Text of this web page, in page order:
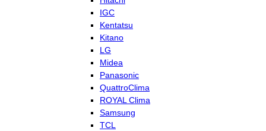
IGC
Kentatsu
Kitano
LG
Midea
Panasonic
QuattroClima
ROYAL Clima
Samsung
TCL